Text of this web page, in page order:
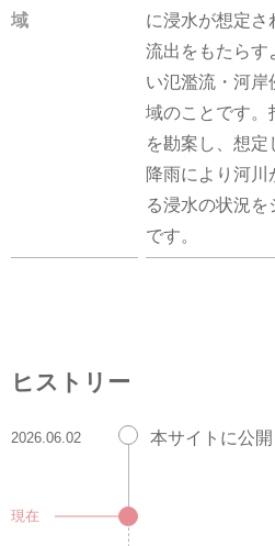
域
に浸水が想定さ
流出をもたらす
い氾濫流・河岸
域のことです。
を勘案し、想定
降雨により河
る浸水の状況
です。
ヒストリー
2026.06.02 本サイトに公開
現在